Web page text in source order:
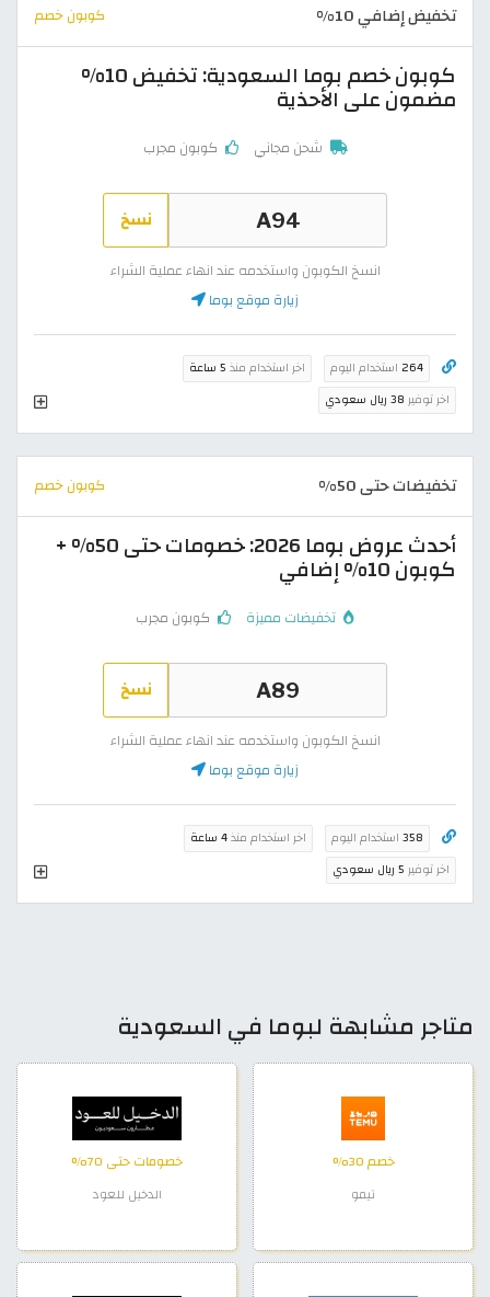
تخفيض إضافي 10% كوبون خصم
كوبون خصم بوما السعودية: تخفيض 10%
مضمون على الأحذية
شحن مجاني كوبون مجرب
نسخ
انسخ الكوبون واستخدمه عند انهاء عملية الشراء
زيارة موقع بوما
264 استخدام اليوم اخر استخدام منذ 5 ساعة
اخر توفير 38 ريال سعودي
تخفيضات حتى 50% كوبون خصم
أحدث عروض بوما 2026: خصومات حتى 50% +
كوبون 10% إضافي
تخفيضات مميزة كوبون مجرب
نسخ
انسخ الكوبون واستخدمه عند انهاء عملية الشراء
زيارة موقع بوما
358 استخدام اليوم اخر استخدام منذ4 ساعة
اخر توفير 5 ريال سعودي
متاجر مشابهة لبوما في السعودية
خصم 30%
تيمو
خصومات حتى 70%
الدخيل للعود